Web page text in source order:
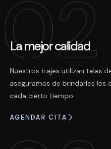
La mejor calidad
Nuestros trajes utilizan telas
aseguramos de brindarles
cada cierto tiempo.
AGENDAR CITA